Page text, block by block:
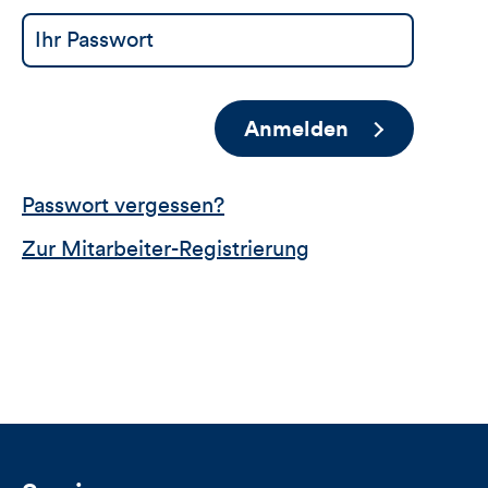
Anmelden
Passwort vergessen?
Zur Mitarbeiter-Registrierung